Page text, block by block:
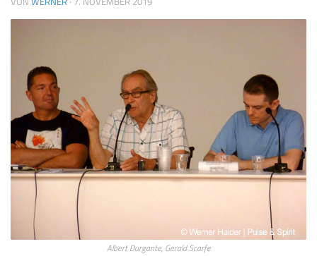
Albert Durgante, Gerald Scarfe